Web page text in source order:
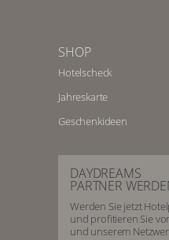
SHOP
Hotelscheck
Jahreskarte
Geschenkideen
DAYDREAMS
PARTNER
Werden Sie jetzt
und profitieren Sie
und unserem